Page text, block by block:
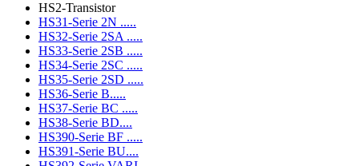
HS2-Transistor
HS31-Serie 2N .....
HS32-Serie 2SA .....
HS33-Serie 2SB .....
HS34-Serie 2SC .....
HS35-Serie 2SD .....
HS36-Serie B.....
HS37-Serie BC .....
HS38-Serie BD....
HS390-Serie BF .....
HS391-Serie BU....